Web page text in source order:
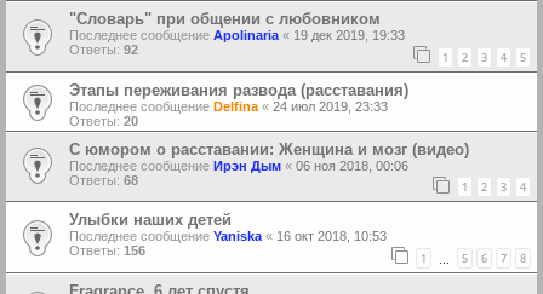
"Словарь" при общении с любовником
Последнее сообщение Apolinaria « 19 дек 2019, 19:33
Ответы: 92 1 2 3 4 5
Этапы переживания развода (расставания)
Последнее сообщение Delfina « 24 июл 2019, 23:33
Ответы: 20
С юмором о расставании: Женщина и мозг (видео)
Последнее сообщение Ирэн Дым « 06 ноя 2018, 00:06
Ответы: 68 1 2 3 4
Улыбки наших детей
Последнее сообщение Yaniska« 16 окт 2018, 10:53
Ответы: 156 1 5 6 7 8